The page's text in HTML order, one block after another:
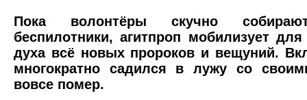
Пока волонтёры скучно
беспилотники, агитпроп мобилизует
духа всё новых пророков и вещуний.
многократно садился в лужу со
вовсе помер.